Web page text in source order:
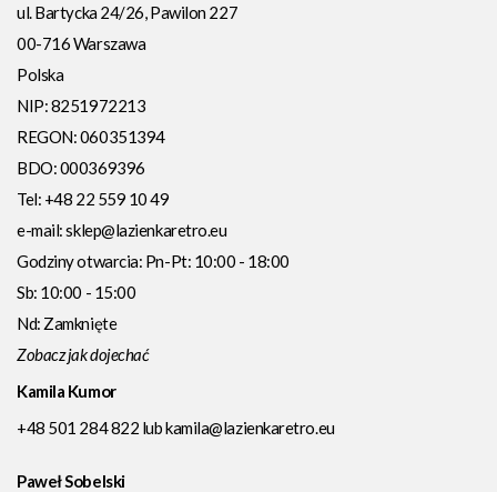
ul. Bartycka 24/26, Pawilon 227
00-716Warszawa
Polska
NIP:8251972213
REGON: 060351394
BDO: 000369396
Tel: +48 22 559 10 49
e-mail:sklep@lazienkaretro.eu
Godziny otwarcia: Pn-Pt: 10:00 - 18:00
Sb: 10:00 - 15:00
Nd: Zamknięte
Zobacz jak dojechać
Kamila Kumor
+48 501 284 822 lubkamila@lazienkaretro.eu
Paweł Sobelski